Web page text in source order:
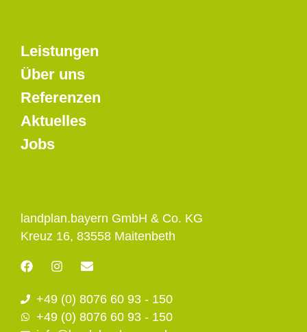
landplan.bayern GmbH & Co. KG
Kreuz 16, 83558 Maitenbeth
F
a
e
b
o
I
n
t
a
g
E
e
l
o
+49 (0) 8076 60 93 - 150
+49 (0) 8076 60 93 - 150
Leistungen
Über uns
Referenzen
Aktuelles
Jobs